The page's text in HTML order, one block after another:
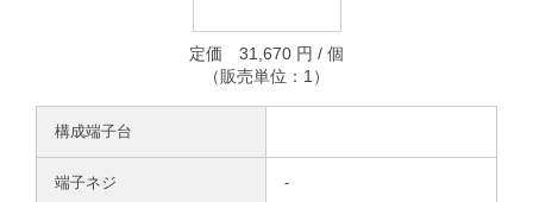
定価 31,670 円 / 個
（販売単位：1）
構成端子台
端子ネジ -